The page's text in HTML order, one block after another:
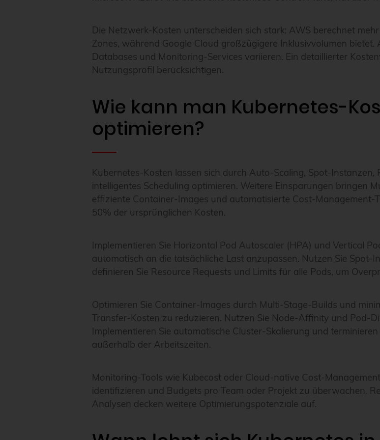
Die Netzwerk-Kosten unterscheiden sich stark: AWS berechnet
Zones, während Google Cloud großzügigere Inklusivvolumen
Databases und Monitoring-Services variieren. Ein detaillierter
Nutzungsprofil berücksichtigen.
Wie kann man Kubernetes-
optimieren?
Kubernetes-Kosten lassen sich durch Auto-Scaling, Spot-Instanzen,
intelligentes Scheduling optimieren. Weitere Einsparungen bringen
effiziente Container-Images und automatisierte Cost-Management-
50% der ursprünglichen Kosten.
Implementieren Sie Horizontal Pod Autoscaler (HPA) und Vertical
automatisch an die tatsächliche Last anzupassen. Nutzen Sie
definieren Sie Resource Requests und Limits für alle Pods, um
Optimieren Sie Container-Images durch Multi-Stage-Builds und
Transfer-Kosten zu reduzieren. Nutzen Sie Node-Affinity und Pod-
Implementieren Sie automatische Cluster-Skalierung und
außerhalb der Arbeitszeiten.
Monitoring-Tools wie Kubecost oder Cloud-native Cost-
identifizieren und Budgets pro Team oder Projekt zu überwachen.
Analysen decken weitere Optimierungspotenziale auf.